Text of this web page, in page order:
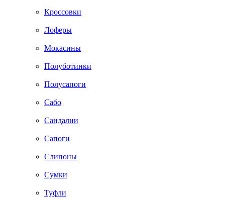
Кроссовки
Лоферы
Мокасины
Полуботинки
Полусапоги
Сабо
Сандалии
Сапоги
Слипоны
Сумки
Туфли